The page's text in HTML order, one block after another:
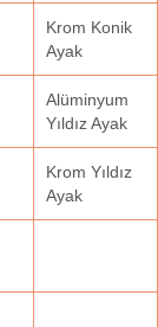
Krom Konik
Ayak
Alüminyum
Yıldız Ayak
Krom Yıldız
Ayak